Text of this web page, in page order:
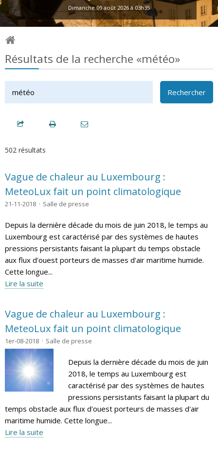
Dimanche 09 août 2026 à 03h35
Résultats de la recherche «météo»
Rechercher
502 résultats
Vague de chaleur au Luxembourg :
MeteoLux fait un point climatologique
21-11-2018 Salle de presse
Depuis la dernière décade du mois de juin 2018, le temps au
Luxembourg est caractérisé par des systèmes de hautes
pressions persistants faisant la plupart du temps obstacle
aux flux d'ouest porteurs de masses d'air maritime humide.
Cette longue...
Lire la suite
Vague de chaleur au Luxembourg :
MeteoLux fait un point climatologique
1er-08-2018 Salle de presse
Depuis la dernière décade du mois de juin
2018, le temps au Luxembourg est
caractérisé par des systèmes de hautes
pressions persistants faisant la plupart du
temps obstacle aux flux d'ouest porteurs de masses d'air
maritime humide. Cette longue...
Lire la suite